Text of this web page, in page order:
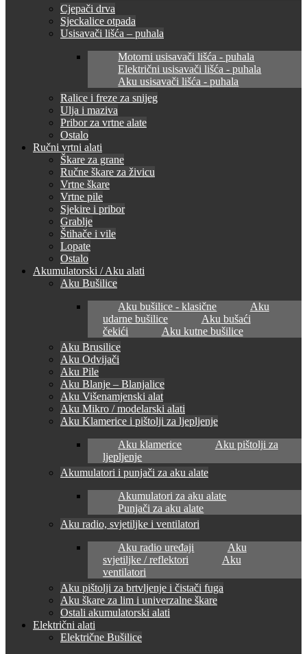
Cjepači drva
Sjeckalice otpada
Usisavači lišća – puhala
Motorni usisavači lišća - puhala
Električni usisavači lišća - puhala
Aku usisavači lišća - puhala
Ralice i freze za snijeg
Ulja i maziva
Pribor za vrtne alate
Ostalo
Ručni vrtni alati
Škare za grane
Ručne škare za živicu
Vrtne škare
Vrtne pile
Sjekire i pribor
Grablje
Štihače i vile
Lopate
Ostalo
Akumulatorski / Aku alati
Aku Bušilice
Aku bušilice - klasične
Aku
udarne bušilice
Aku bušaći
čekići
Aku kutne bušilice
Aku Brusilice
Aku Odvijači
Aku Pile
Aku Blanje – Blanjalice
Aku Višenamjenski alat
Aku Mikro / modelarski alati
Aku Klamerice i pištolji za ljepljenje
Aku klamerice
Aku pištolji za
ljepljenje
Akumulatori i punjači za aku alate
Akumulatori za aku alate
Punjači za aku alate
Aku radio, svjetiljke i ventilatori
Aku radio uređaji
Aku
svjetiljke / reflektori
Aku
ventilatori
Aku pištolji za brtvljenje i čistači fuga
Aku škare za lim i univerzalne škare
Ostali akumulatorski alati
Električni alati
Električne Bušilice